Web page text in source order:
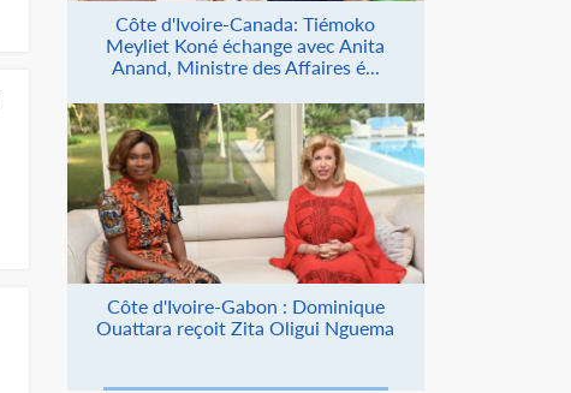
Côte d'Ivoire-Canada: Tiémoko
Meyliet Koné échange avec Anita
Anand, Ministre des Affaires é...
Côte d'Ivoire-Gabon : Dominique
Ouattara reçoit Zita Oligui Nguema